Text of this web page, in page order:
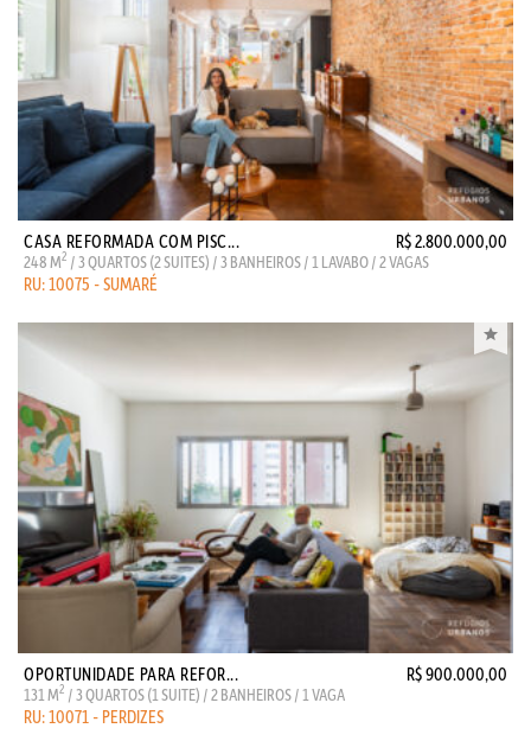
CASA REFORMADA COM PISC... R$ 2.800.000,00
248 M2 / 3 QUARTOS (2 SUITES) / 3 BANHEIROS / 1 LAVABO / 2 VAGAS
RU: 10075 - SUMARÉ
OPORTUNIDADE PARA REFOR... R$ 900.000,00
131 M2 / 3 QUARTOS (1 SUITE) / 2 BANHEIROS / 1 VAGA
RU: 10071 - PERDIZES